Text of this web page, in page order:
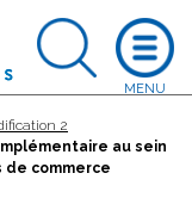
2
au sein
de commerce